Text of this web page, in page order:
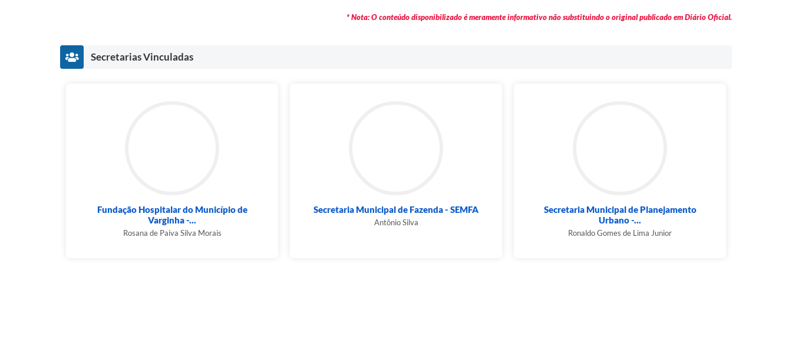
* Nota: O conteúdo disponibilizado é meramente informativo não substituindo o original publicado em Diário Oficial.
Secretarias Vinculadas
Fundação Hospitalar do Município de
Varginha -...
Rosana de Paiva Silva Morais
Secretaria Municipal de Fazenda - SEMFA
Antônio Silva
Secretaria Municipal de Planejamento
Urbano -...
Ronaldo Gomes de Lima Junior